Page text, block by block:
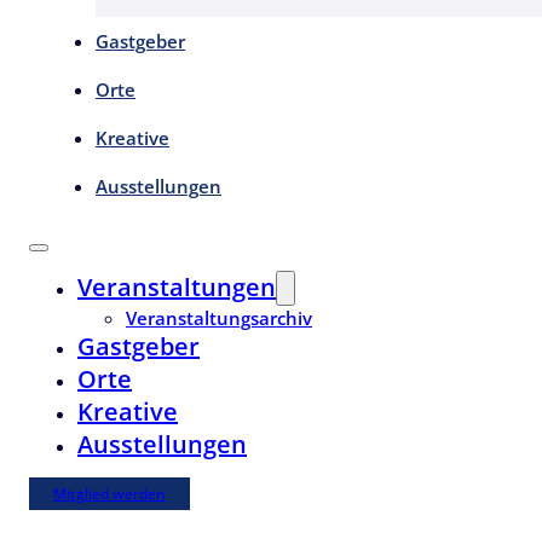
Gastgeber
Orte
Kreative
Ausstellungen
Veranstaltungen
Veranstaltungsarchiv
Gastgeber
Orte
Kreative
Ausstellungen
Mitglied werden